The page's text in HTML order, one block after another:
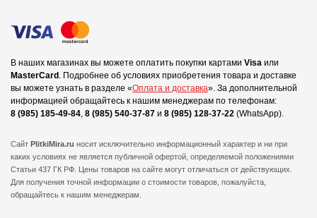
В наших магазинах вы можете оплатить покупки картами Visa или
MasterCard . Подробнее об условиях приобретения товара и доставке
вы можете узнать в разделе «Оплата и доставка». За дополнительной
информацией обращайтесь к нашим менеджерам по телефонам:
8 (985) 185-49-84, 8 (985) 540-37-87 и 8 (985) 128-37-22 (WhatsApp).
Сайт PlitkiMira.ru носит исключительно информационный характер и ни при
каких условиях не является публичной офертой, определяемой положениями
Статьи 437 ГК РФ. Цены товаров на сайте могут отличаться от действующих.
Для получения точной информации о стоимости товаров, пожалуйста,
обращайтесь к нашим менеджерам.